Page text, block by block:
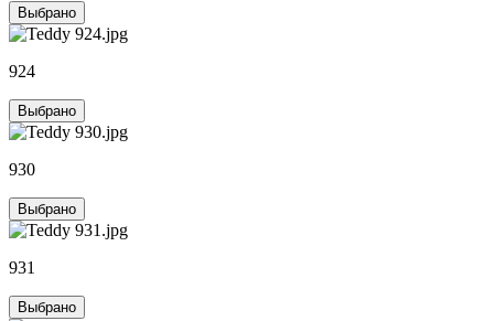
Выбрано
924
Выбрано
930
Выбрано
931
Выбрано